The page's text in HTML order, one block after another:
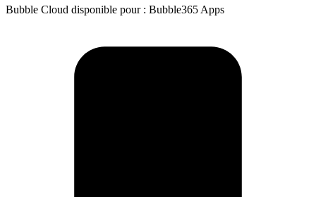
Bubble Cloud disponible pour : Bubble365 Apps